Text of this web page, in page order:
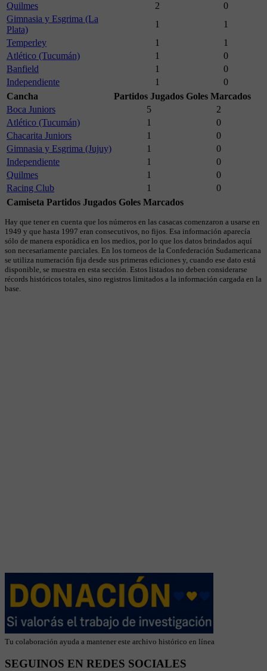
Quilmes 2
0
Gimnasia y Esgrima (La
Plata)
1
1
Temperley
1
1
Atlético (Tucumán)
1
0
Banfield
1
0
Independiente
1
0
Cancha
Partidos Jugados Goles Marcados
Boca Juniors
5
2
Atlético (Tucumán)
1
0
Chacarita Juniors
1
0
Gimnasia y Esgrima (Jujuy)
1
0
Independiente
1
0
Quilmes
1
0
Racing Club
1
0
Camiseta Partidos Jugados Goles Marcados
Hay que tener en cuenta que los números en las casacas comenzaron a usarse en
1949 y que hasta 1997 eran consecutivos, no fijos. Esa información aparecía
sólo de manera esporádica en los medios, por lo que los datos brindados aquí
son necesariamente parciales. En los torneos de la Confederación Sudamericana
se utiliza numeración fija desde sus primeras ediciones y, cuando ese dato está
disponible, se muestra en esta sección. Estos listados no deben considerarse
récords históricos totales, sino registros limitados a la información cargada en la
base.
Tu colaboración ayuda a mantener este archivo histórico en línea
SEGUINOS EN REDES SOCIALES